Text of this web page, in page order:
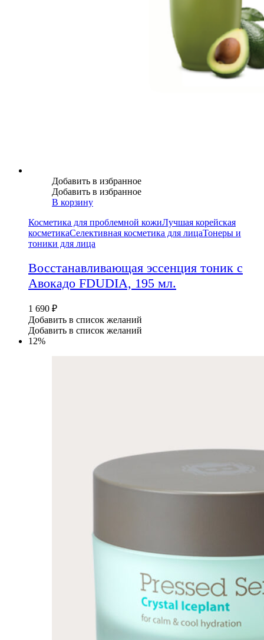
Добавить в избранное
Добавить в избранное
В корзину
Косметика для проблемной кожиЛучшая корейская
косметикаСелективная косметика для лицаТонеры и
тоники для лица
Восстанавливающая эссенция тоник с
Авокадо FDUDIA, 195 мл.
1 690 ₽
Добавить в список желаний
Добавить в список желаний
12%